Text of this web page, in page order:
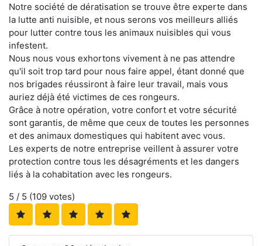
Notre société de dératisation se trouve être experte dans
la lutte anti nuisible, et nous serons vos meilleurs alliés
pour lutter contre tous les animaux nuisibles qui vous
infestent.
Nous nous vous exhortons vivement à ne pas attendre
qu'il soit trop tard pour nous faire appel, étant donné que
nos brigades réussiront à faire leur travail, mais vous
auriez déjà été victimes de ces rongeurs.
Grâce à notre opération, votre confort et votre sécurité
sont garantis, de même que ceux de toutes les personnes
et des animaux domestiques qui habitent avec vous.
Les experts de notre entreprise veillent à assurer votre
protection contre tous les désagréments et les dangers
liés à la cohabitation avec les rongeurs.
5 / 5 (109 votes)